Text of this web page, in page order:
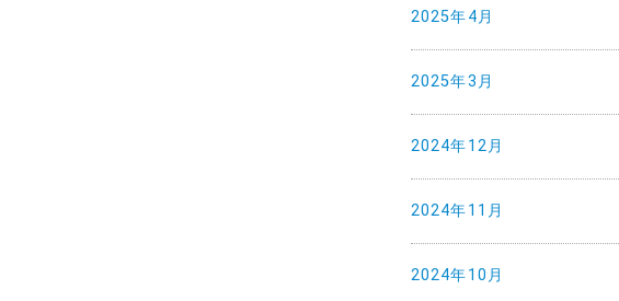
2025年4月
2025年3月
2024年12月
2024年11月
2024年10月